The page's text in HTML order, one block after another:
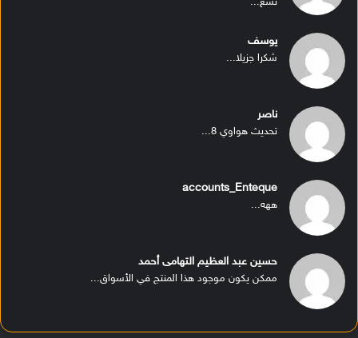
يوسف
شكرا جزيلا...
ناصر
تحديث هواوي 8...
accounts_Enteque
ههه...
حسين عبد العظيم التهامى أحمد
ممكن يكون موجود هذا المنتج في الأسواق...